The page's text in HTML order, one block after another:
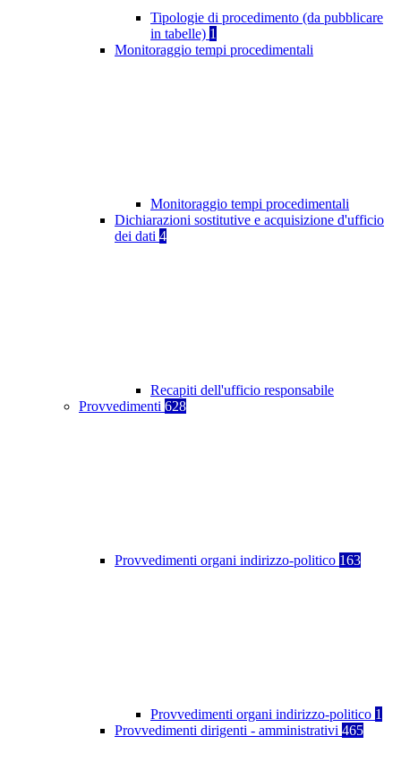
Tipologie di procedimento (da pubblicare
in tabelle) 1
Monitoraggio tempi procedimentali
Monitoraggio tempi procedimentali
Dichiarazioni sostitutive e acquisizione d'ufficio
dei dati 4
Recapiti dell'ufficio responsabile
Provvedimenti 628
Provvedimenti organi indirizzo-politico 163
Provvedimenti organi indirizzo-politico 1
Provvedimenti dirigenti - amministrativi 465